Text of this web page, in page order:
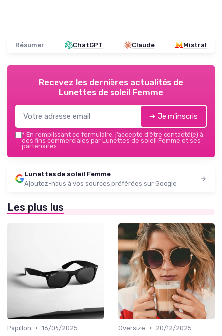
Résumer ChatGPT Claude Mistral
Recevez les dernières actualités de
Lunettes de soleil Femme
➔ Je m'inscris
* En remplissant ce formulaire, j’accepte d’être contacté(e) à
des fins commerciales par Lunettes de soleil Femme et ses
partenaires.
Lunettes de soleil Femme
Ajoutez-nous à vos sources préférées sur Google
Les plus lus
Papillon • 16/06/2025
Oversize •
20/12/2025